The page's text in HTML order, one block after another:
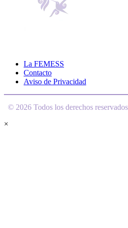
La FEMESS
Contacto
Aviso de Privacidad
© 2026 Todos los derechos
×